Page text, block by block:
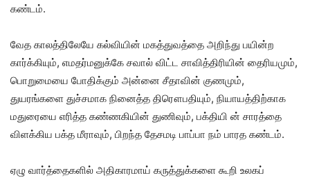
கண்டம்.
வேத காலத்திலேயே கல்வியின் மகத்துவத்தை அறிந்து பயின்ற
கார்க்கியும், எமதர்மனுக்கே சவால் விட்ட சாவித்திரியின் தைரியமும்,
பொறுமையை போதிக்கும் அன்னை சீதாவின் குணமும்,
துயரங்களை துச்சமாக நினைத்த திரௌபதியும், நியாயத்திற்காக
மதுரையை எரித்த கண்ணகியின் துணிவும், பக்தியி ன் சாரத்தை
விளக்கிய பக்த மீராவும், பிறந்த தேசமடி பாப்பா நம் பாரத கண்டம்.
ஏழு வார்த்தைகளில் அதிகாரமாய் கருத்துக்களை கூறி உலகப்